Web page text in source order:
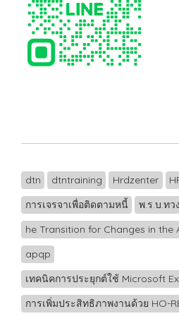
dtn dtntraining Hrdzenter
การเจรจาเพื่อติดตามหนี้
พ.ร.บ.ทว
he Transition for Changes in
apqp
เทคนิคการประยุกต์ใช้ Microsoft
การเพิ่มประสิทธิภาพงานด้วย HO-